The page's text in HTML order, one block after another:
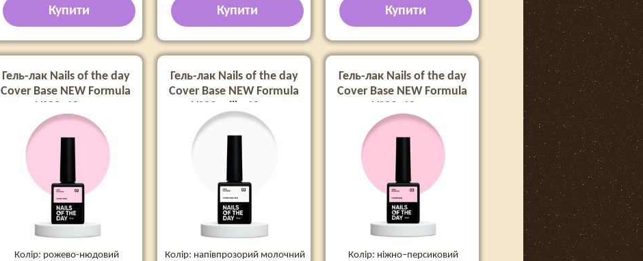
Купити Купити Купити
Гель-лак Nails of the day
Cover Base NEW Formula
№02, 10 мл
Колір: рожево-нюдовий
Гель-лак Nails of the day
Cover Base NEW Formula
№03 milk, 10 мл
Колір: напівпрозорий молочний
Гель-лак Nails of the day
Cover Base NEW Formula
№03, 10 мл
Колір: ніжно–персиковий